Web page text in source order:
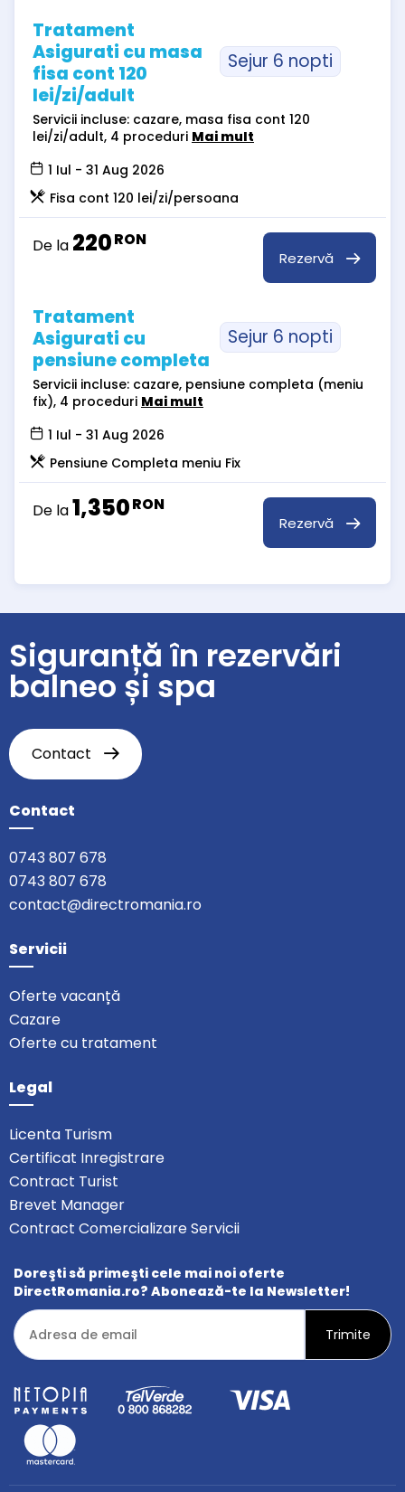
Tratament
Asigurati cu masa
fisa cont 120
lei/zi/adult
Sejur 6 nopti
Servicii incluse: cazare, masa fisa cont 120
lei/zi/adult, 4 proceduri Mai mult
1 Iul - 31 Aug 2026
Fisa cont 120 lei/zi/persoana
De la 220RON
Rezervă
Tratament
Asigurati cu
pensiune completa
Sejur 6 nopti
Servicii incluse: cazare, pensiune completa (meniu
fix), 4 proceduri Mai mult
1 Iul - 31 Aug 2026
Pensiune Completa meniu Fix
De la1,350RON
Rezervă
Siguranță în rezervări
balneo și spa
Contact
Contact
0743 807 678
0743 807 678
contact@directromania.ro
Servicii
Oferte vacanță
Cazare
Oferte cu tratament
Legal
Licenta Turism
Certificat Inregistrare
Contract Turist
Brevet Manager
Contract Comercializare Servicii
Doreşti să primeşti cele mai noi oferte
DirectRomania.ro? Abonează-te la Newsletter!